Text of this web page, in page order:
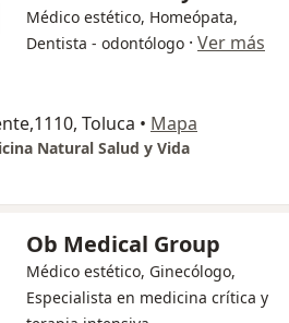
Médico estético, Homeópata,
Dentista - odontólogo · Ver más
Toluca • Mapa
Natural Salud y Vida
Ob Medical Group
Médico estético, Ginecólogo,
Especialista en medicina crítica y